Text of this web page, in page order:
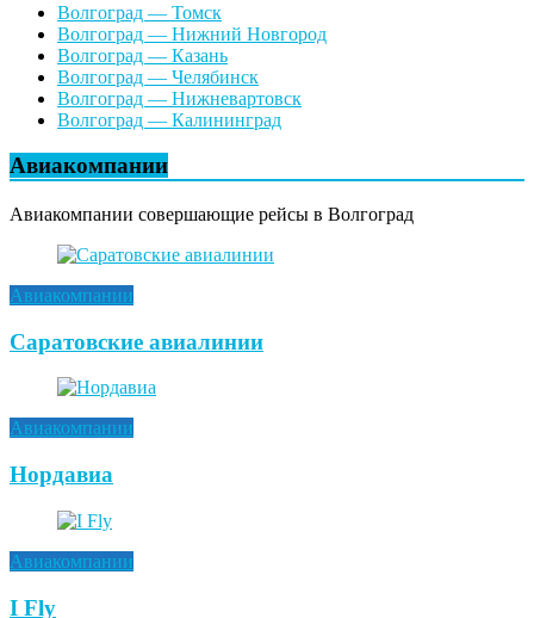
Волгоград — Томск
Волгоград — Нижний Новгород
Волгоград — Казань
Волгоград — Челябинск
Волгоград — Нижневартовск
Волгоград — Калининград
Авиакомпании
Авиакомпании совершающие рейсы в Волгоград
Авиакомпании
Саратовские авиалинии
Авиакомпании
Нордавиа
Авиакомпании
I Fly